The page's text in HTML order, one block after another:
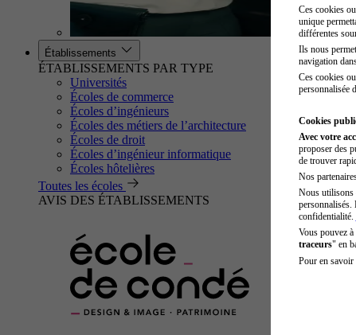
Établissements
ÉTABLISSEMENTS PAR TYPE
Universités
Écoles de commerce
Écoles d’ingénieurs
Écoles des métiers de l’architecture
Écoles de droit
Écoles d’ingénieur informatique
Écoles hôtelières
Toutes les écoles
AVIS DES ÉTABLISSEMENTS
Ces cookies
unique
différentes
Ils nous
navigation
Ces cookies
personnalisée
Cookies
Avec votre
proposer des
de trouver
Nos
Nous utilisons
personnalisés.
confidentialité.
Vous pouvez
traceurs" en
Pour en